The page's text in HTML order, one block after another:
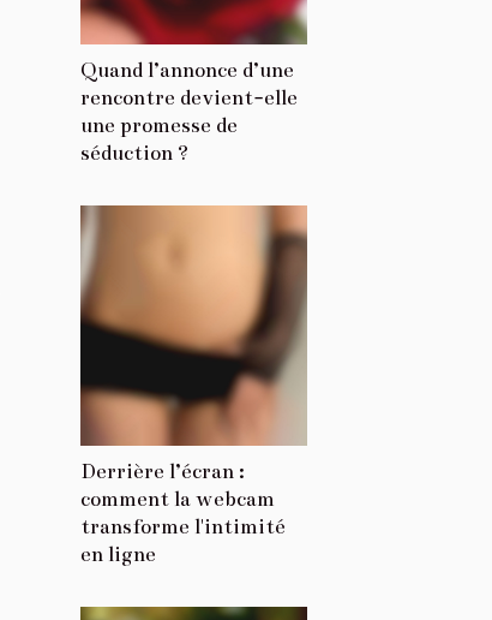
Quand l’annonce d’une
rencontre devient-elle
une promesse de
séduction ?
Derrière l’écran :
comment la webcam
transforme l'intimité
en ligne